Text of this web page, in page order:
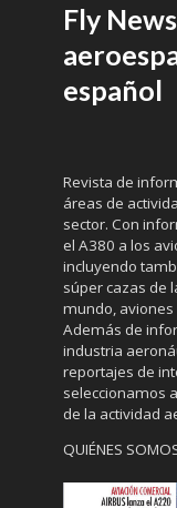
Fly
español
Revista de
áreas de
sector. Con
el A380 a los
incluyendo
súper cazas de
mundo,
Además de
industria
reportajes de
seleccionamos
de la actividad
QUIÉNES